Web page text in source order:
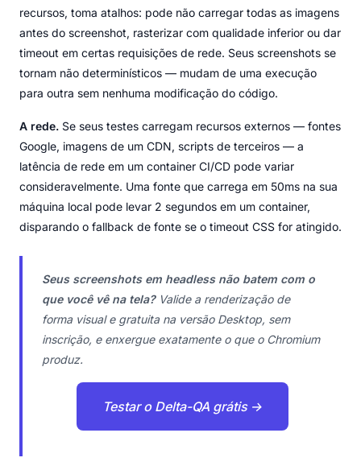
recursos, toma atalhos: pode não carregar todas as imagens
antes do screenshot, rasterizar com qualidade inferior ou dar
timeout em certas requisições de rede. Seus screenshots se
tornam não determinísticos — mudam de uma execução
para outra sem nenhuma modificação do código.
A rede. Se seus testes carregam recursos externos — fontes
Google, imagens de um CDN, scripts de terceiros — a
latência de rede em um container CI/CD pode variar
consideravelmente. Uma fonte que carrega em 50ms na sua
máquina local pode levar 2 segundos em um container,
disparando o fallback de fonte se o timeout CSS for atingido.
Seus screenshots em headless não batem com o
que você vê na tela?Valide a renderização de
forma visual e gratuita na versão Desktop, sem
inscrição, e enxergue exatamente o que o Chromium
produz.
Testar o Delta-QA grátis →